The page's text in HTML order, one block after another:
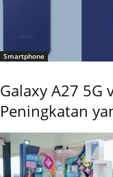
Smartphone
Galaxy A27 5G
Peningkatan